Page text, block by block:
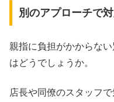
別のアプローチで
親指に負担がかからな
はどうでしょうか。
店長や同僚のスタッフ